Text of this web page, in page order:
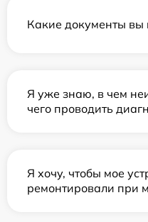
Какие документы вы
Я уже знаю, в чем
чего проводить
Я хочу, чтобы мое
ремонтировали при